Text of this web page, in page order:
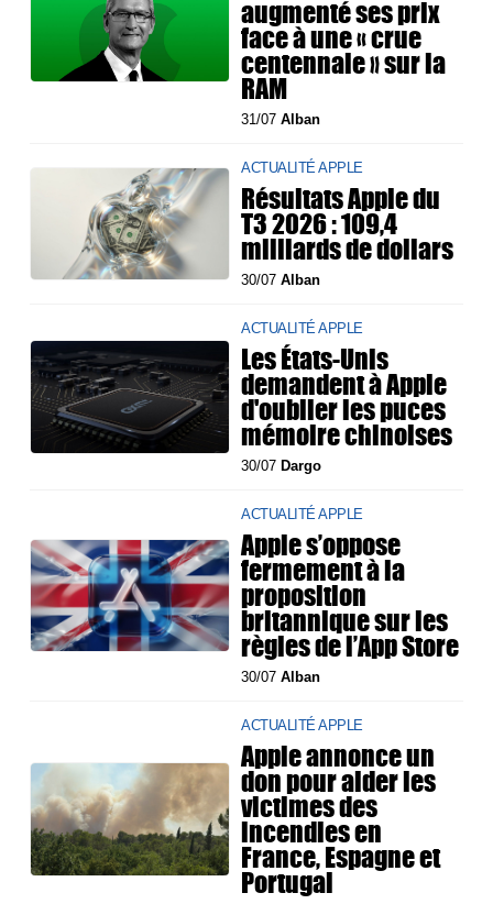
augmenté ses prix
face à une « crue
centennale » sur la
RAM
31/07Alban
ACTUALITÉ APPLE
Résultats Apple du
T3 2026 : 109,4
milliards de dollars
30/07Alban
ACTUALITÉ APPLE
Les États-Unis
demandent à Apple
d'oublier les puces
mémoire chinoises
30/07 Dargo
ACTUALITÉ APPLE
Apple s’oppose
fermement à la
proposition
britannique sur les
règles de l’App Store
30/07Alban
ACTUALITÉ APPLE
Apple annonce un
don pour aider les
victimes des
incendies en
France, Espagne et
Portugal